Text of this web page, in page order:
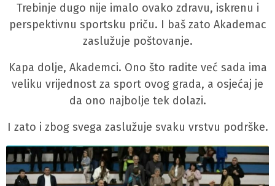
Trebinje dugo nije imalo ovako zdravu, iskrenu i
perspektivnu sportsku priču. I baš zato Akademac
zaslužuje poštovanje.
Kapa dolje, Akademci. Ono što radite već sada ima
veliku vrijednost za sport ovog grada, a osjećaj je
da ono najbolje tek dolazi.
I zato i zbog svega zaslužuje svaku vrstvu podrške.